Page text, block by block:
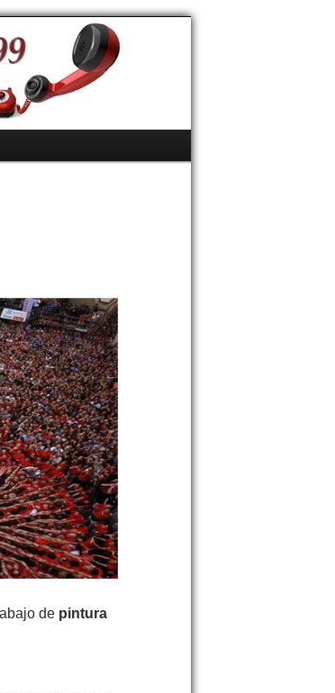
de pintura